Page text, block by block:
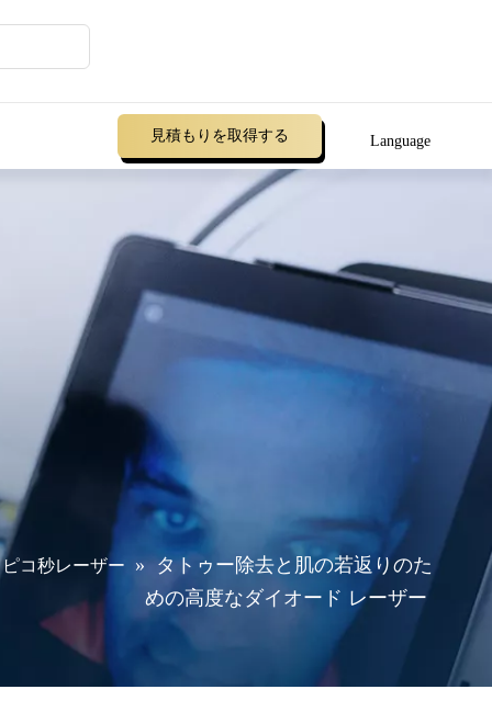
見積もりを取得する Language
ピコ秒レーザー » タトゥー除去と肌の若返りのた
めの高度なダイオード レーザー